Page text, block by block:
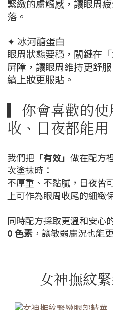
緊緻的膚觸感，讓眼周
落。
✦ 冰河醣蛋白
眼周狀態要穩，關鍵在
屏障，讓眼周維持更舒
續上妝更服貼。
▎你會喜歡的使
收、日夜都能用
我們把 「有效」 做在配方
次塗抹時：
不厚重、不黏膩，日夜皆
上可作為眼周收尾的細緻
同時配方採取更溫和安心
0 色素 ，讓敏弱膚況也能
女神撫紋